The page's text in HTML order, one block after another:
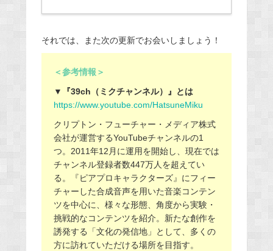
それでは、また次の更新でお会いしましょう！
＜参考情報＞
▼『39ch（ミクチャンネル）』とは
https://www.youtube.com/HatsuneMiku
クリプトン・フューチャー・メディア株式
会社が運営するYouTubeチャンネルの1
つ。2011年12月に運用を開始し、現在では
チャンネル登録者数447万人を超えてい
る。『ピアプロキャラクターズ』にフィー
チャーした合成音声を用いた音楽コンテン
ツを中心に、様々な形態、角度から実験・
挑戦的なコンテンツを紹介。新たな創作を
誘発する「文化の発信地」として、多くの
方に訪れていただける場所を目指す。